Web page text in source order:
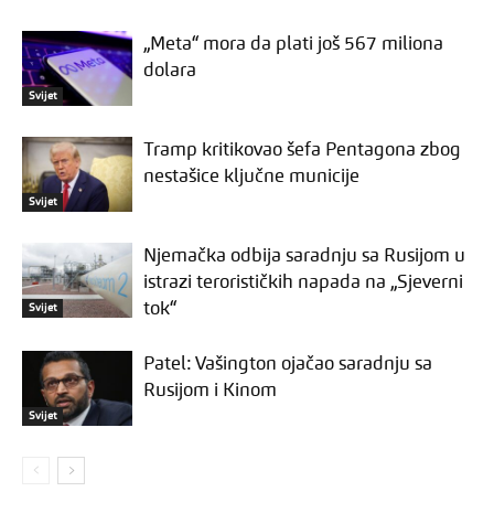
Svijet
„Meta“ mora da plati još 567 miliona
dolara
Svijet
Tramp kritikovao šefa Pentagona zbog
nestašice ključne municije
Svijet
Njemačka odbija saradnju sa Rusijom u
istrazi terorističkih napada na „Sjeverni
tok“
Svijet
Patel: Vašington ojačao saradnju sa
Rusijom i Kinom